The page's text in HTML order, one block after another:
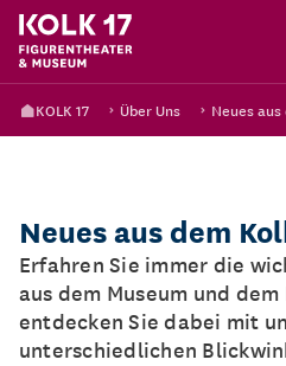
KOLK 17 Über Uns Neues
Neues aus dem
Erfahren Sie immer die
aus dem Museum und
entdecken Sie dabei mit
unterschiedlichen